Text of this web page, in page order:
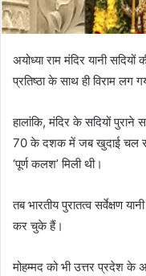
अयोध्या राम मंदिर यानी
प्रतिष्ठा के साथ ही विराम लग
हालांकि, मंदिर के सदियों पुराने
70 के दशक में जब खुदाई चल
‘पूर्ण कलश’ मिली थी।
तब भारतीय पुरातत्व सर्वेक्षण
कर चुके हैं।
मोहम्मद को भी उत्तर प्रदेश के